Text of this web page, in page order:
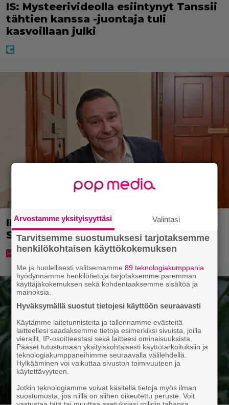
IS: Mysteerivideolla esiintynyt Tanssii
tähtien kanssa -juontaja tuli
kasvoillaan julki
IL: Teemu Lehtilälle jälleen uusi rooli
Salatuissa elämissä
Arvostamme yksityisyyttäsi Valintasi
Tarvitsemme suostumuksesi tarjotaksemme
henkilökohtaisen käyttökokemuksen
Me ja huolellisesti valitsemamme89 teknologiakumppania
hyödynnämme henkilötietoja tarjotaksemme paremman
käyttäjäkokemuksen sekä kohdentaaksemme sisältöä ja
mainoksia.
Hyväksymällä suostut tietojesi käyttöön seuraavasti
Käytämme laitetunnisteita ja tallennamme evästeitä
laitteellesi saadaksemme tietoja esimerkiksi sivuista, joilla
vierailit, IP-osoitteestasi sekä laitteesi ominaisuuksista.
Pääset tutustumaan yksityiskohtaisesti käyttötarkoituksiin ja
teknologiakumppaneihimme seuraavalla välilehdellä.
Hylkääminen voi vaikuttaa sivuston toimivuuteen ja
käytettävyyteen.
Jotkin teknologiamme voivat käsitellä tietoja myös ilman
suostumusta, jos niillä on siihen oikeutettu peruste. Voit